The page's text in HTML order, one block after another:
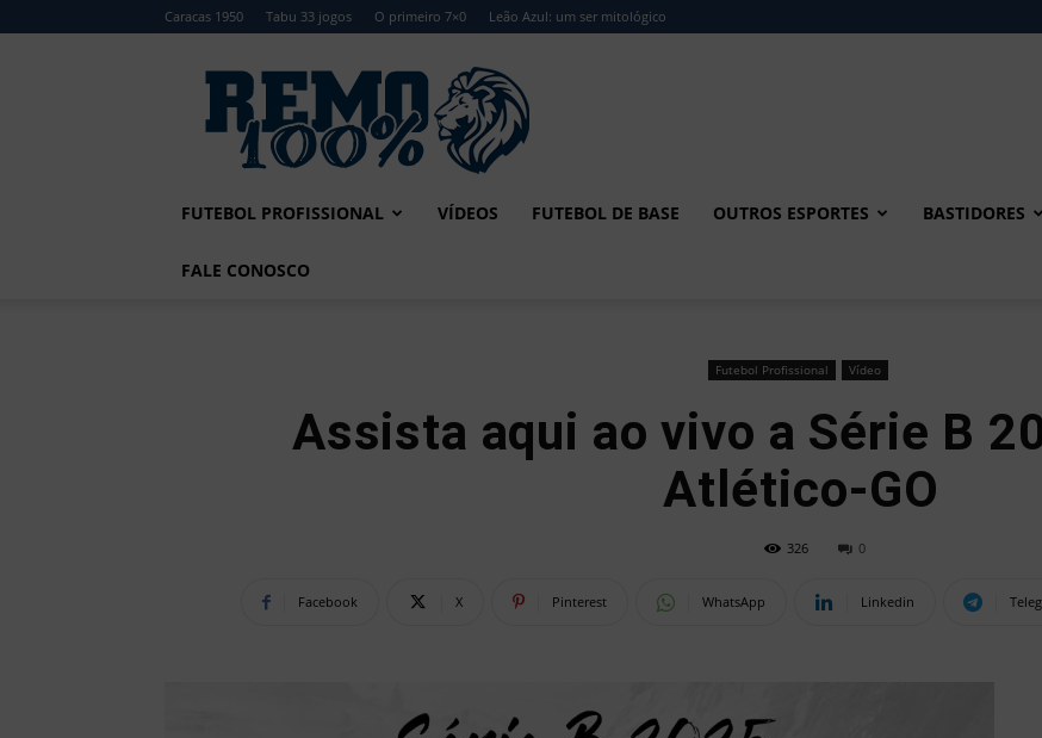
Caracas 1950 Tabu 33 jogos O primeiro 7×0 Leão Azul: um ser mitológico
Remo
FUTEBOL PROFISSIONAL VÍDEOS FUTEBOL DE BASE OUTROS ESPORTES BASTIDORES
FALE CONOSCO
Futebol Profissional Vídeo
Assista aqui ao vivo a Série B
Atlético-GO
326 0
Facebook X Pinterest WhatsApp Linkedin